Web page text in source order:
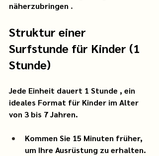
näherzubringen .
Struktur einer
Surfstunde für Kinder (1
Stunde)
Jede Einheit dauert 1 Stunde , ein
ideales Format für Kinder im Alter
von 3 bis 7 Jahren.
Kommen Sie 15 Minuten früher,
um Ihre Ausrüstung zu erhalten.